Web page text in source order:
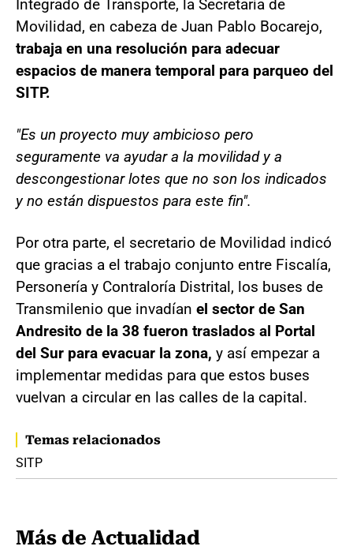
Integrado de Transporte, la Secretaría de
Movilidad, en cabeza de Juan Pablo Bocarejo,
trabaja en una resolución para adecuar
espacios de manera temporal para parqueo del
SITP.
"Es un proyecto muy ambicioso pero
seguramente va ayudar a la movilidad y a
descongestionar lotes que no son los indicados
y no están dispuestos para este fin".
Por otra parte, el secretario de Movilidad indicó
que gracias a el trabajo conjunto entre Fiscalía,
Personería y Contraloría Distrital, los buses de
Transmilenio que invadían el sector de San
Andresito de la 38 fueron traslados al Portal
del Sur para evacuar la zona, y así empezar a
implementar medidas para que estos buses
vuelvan a circular en las calles de la capital.
Temas relacionados
SITP
Más de Actualidad